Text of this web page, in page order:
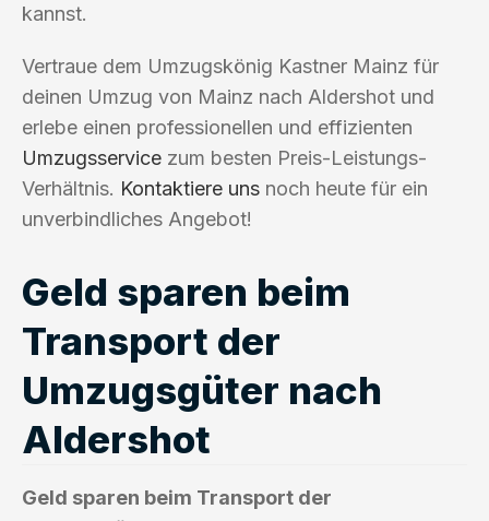
kannst.
Vertraue dem Umzugskönig Kastner Mainz für
deinen Umzug von Mainz nach Aldershot und
erlebe einen professionellen und effizienten
Umzugsservice zum besten Preis-Leistungs-
Verhältnis. Kontaktiere uns noch heute für ein
unverbindliches Angebot!
Geld sparen beim
Transport der
Umzugsgüter nach
Aldershot
Geld sparen beim Transport der